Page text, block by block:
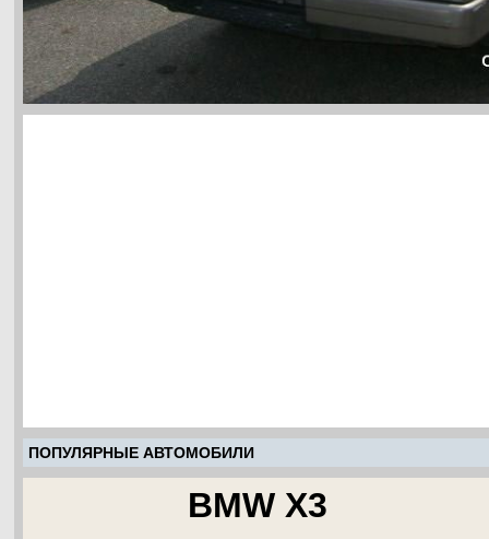
ПОПУЛЯРНЫЕ АВТОМОБИЛИ
BMW X3